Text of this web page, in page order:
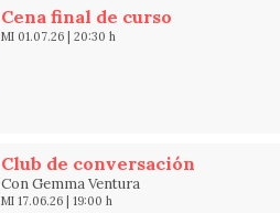
Cena final de curso
MI 01.07.26| 20:30 h
Club de conversación
Con Gemma Ventura
MI 17.06.26| 19:00 h